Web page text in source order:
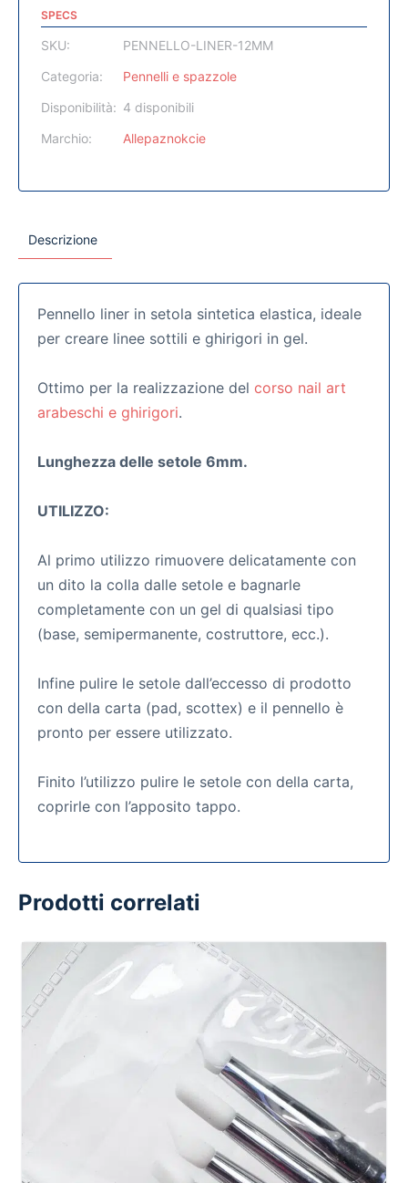
SPECS
SKU:
PENNELLO-LINER-12MM
Categoria:
Pennelli e spazzole
Disponibilità: 4 disponibili
Marchio:
Allepaznokcie
Descrizione
Pennello liner in setola sintetica elastica, ideale
per creare linee sottili e ghirigori in gel.
Ottimo per la realizzazione del corso nail art
arabeschi e ghirigori.
Lunghezza delle setole 6mm.
UTILIZZO:
Al primo utilizzo rimuovere delicatamente con
un dito la colla dalle setole e bagnarle
completamente con un gel di qualsiasi tipo
(base, semipermanente, costruttore, ecc.).
Infine pulire le setole dall’eccesso di prodotto
con della carta (pad, scottex) e il pennello è
pronto per essere utilizzato.
Finito l’utilizzo pulire le setole con della carta,
coprirle con l’apposito tappo.
Prodotti correlati